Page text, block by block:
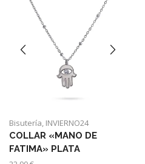
Bisutería INVIERNO24
COLLAR «MANO DE
FATIMA» PLATA